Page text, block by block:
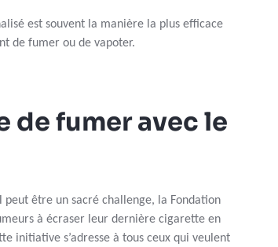
est souvent la manière la plus efficace
de fumer ou de vapoter.
de fumer avec le
peut être un sacré challenge, la Fondation
à écraser leur dernière cigarette en
initiative s’adresse à tous ceux qui veulent